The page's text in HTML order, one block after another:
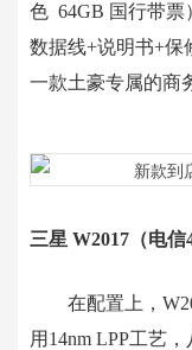
色 64GB 国行带票
数据线+说明书+保
一款土豪专属的商
三星 W2017（电信
在配置上，
用14nm LPP工艺